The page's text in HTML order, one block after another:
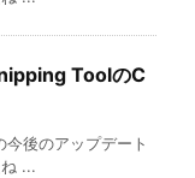
ToolのC
後のアップデート
...